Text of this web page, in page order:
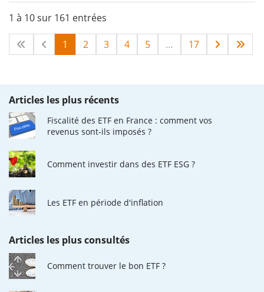
1 à 10 sur 161 entrées
1 2 3 4 5 … 17
Articles les plus récents
Fiscalité des ETF en France : comment vos
revenus sont-ils imposés ?
Comment investir dans des ETF ESG ?
Les ETF en période d'inflation
Articles les plus consultés
Comment trouver le bon ETF ?